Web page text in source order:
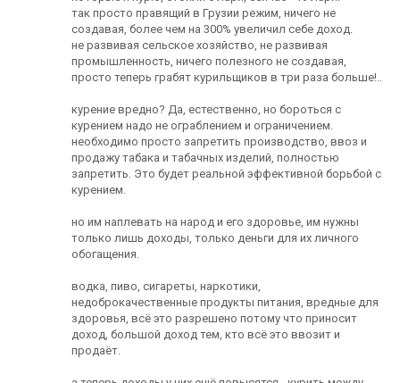
так просто правящий в Грузии режим, ничего не
создавая, более чем на 300% увеличил себе доход.
не развивая сельское хозяйство, не развивая
промышленность, ничего полезного не создавая,
просто теперь грабят курильщиков в три раза больше!..
курение вредно? Да, естественно, но бороться с
курением надо не ограблением и ограничением.
необходимо просто запретить производство, ввоз и
продажу табака и табачных изделий, полностью
запретить. Это будет реальной эффективной борьбой с
курением.
но им наплевать на народ и его здоровье, им нужны
только лишь доходы, только деньги для их личного
обогащения.
водка, пиво, сигареты, наркотики,
недоброкачественные продукты питания, вредные для
здоровья, всё это разрешено потому что приносит
доход, большой доход тем, кто всё это ввозит и
продаёт.